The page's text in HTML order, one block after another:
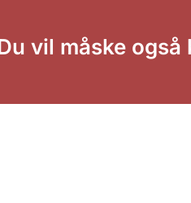
vil måske også